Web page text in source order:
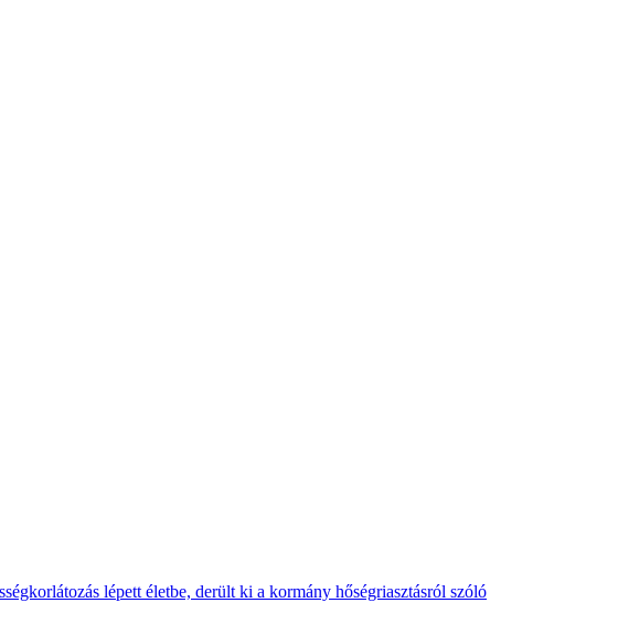
lépett életbe, derült ki a kormány hőségriasztásról szóló